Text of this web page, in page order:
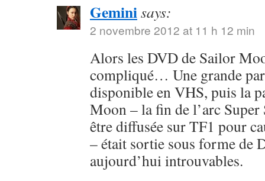
Geminisays:
2 novembre 2012 at 11 h 12 min
Alors les DVD de Sailor
compliqué… Une grande
disponible en VHS, puis la
Moon – la fin de l’arc Super
être diffusée sur TF1 pour
– était sortie sous forme de
aujourd’hui introuvables.